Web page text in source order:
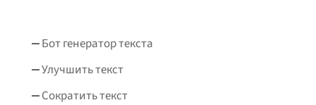
Бот генератор текста
Улучшить текст
Сократить текст